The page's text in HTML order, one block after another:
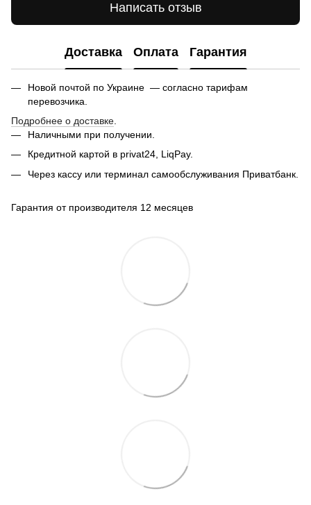
Написать отзыв
Доставка Оплата Гарантия
Новой почтой по Украине — согласно тарифам
перевозчика.
Подробнее о доставке
Наличными при получении.
Кредитной картой в privat24, LiqPay.
Через кассу или терминал самообслуживания Приватбанк.
Гарантия от производителя 12 месяцев